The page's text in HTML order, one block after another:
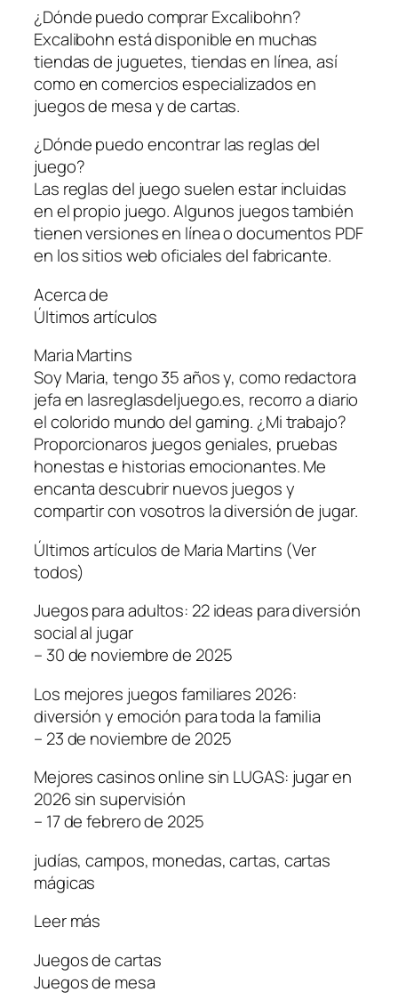
¿Dónde puedo comprar Excalibohn?
Excalibohn está disponible en muchas
tiendas de juguetes, tiendas en línea, así
como en comercios especializados en
juegos de mesa y de cartas.
¿Dónde puedo encontrar las reglas del
juego?
Las reglas del juego suelen estar incluidas
en el propio juego. Algunos juegos también
tienen versiones en línea o documentos PDF
en los sitios web oficiales del fabricante.
Acerca de
Últimos artículos
Maria Martins
Soy Maria, tengo 35 años y, como redactora
jefa en lasreglasdeljuego.es, recorro a diario
el colorido mundo del gaming. ¿Mi trabajo?
Proporcionaros juegos geniales, pruebas
honestas e historias emocionantes. Me
encanta descubrir nuevos juegos y
compartir con vosotros la diversión de jugar.
Últimos artículos de Maria Martins (Ver
todos)
Juegos para adultos: 22 ideas para diversión
social al jugar
– 30 de noviembre de 2025
Los mejores juegos familiares 2026:
diversión y emoción para toda la familia
– 23 de noviembre de 2025
Mejores casinos online sin LUGAS: jugar en
2026 sin supervisión
– 17 de febrero de 2025
judías, campos, monedas, cartas, cartas
mágicas
Leer más
Juegos de cartas
Juegos de mesa